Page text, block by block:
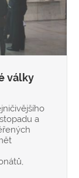
války
a